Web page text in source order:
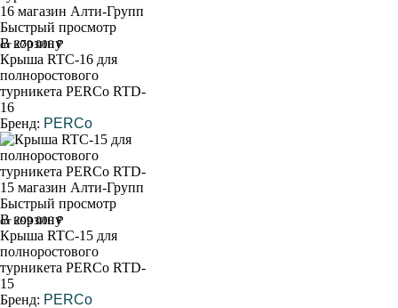
Быстрый просмотр
В корзину
от 270 000 ₽
Крыша RTC-16 для
полноростового
турникета PERCo RTD-
16
Бренд: PERCo
Быстрый просмотр
В корзину
от 299 000 ₽
Крыша RTC-15 для
полноростового
турникета PERCo RTD-
15
Бренд: PERCo